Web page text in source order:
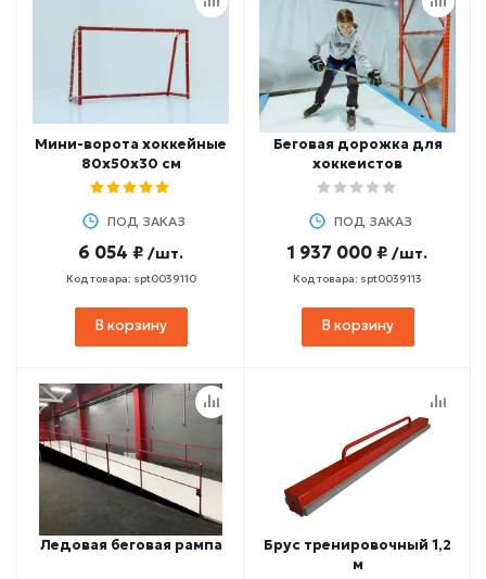
Мини-ворота хоккейные
80х50х30 см
ПОД ЗАКАЗ
6 054 ₽ /шт.
Код товара: spt0039110
В корзину
Беговая дорожка для
хоккеистов
ПОД ЗАКАЗ
1 937 000 ₽ /шт.
Код товара: spt0039113
В корзину
Ледовая беговая рампа
Брус тренировочный 1,2
м